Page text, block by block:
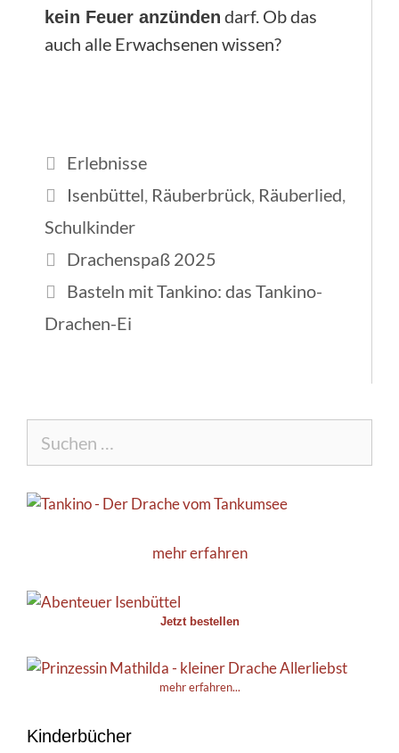
kein Feuer anzünden darf. Ob das
auch alle Erwachsenen wissen?
Kategorien
Erlebnisse
Schlagwörter
Isenbüttel, Räuberbrück, Räuberlied,
Schulkinder
Drachenspaß 2025
Basteln mit Tankino: das Tankino-
Drachen-Ei
nach:
mehr erfahren
Jetzt bestellen
mehr erfahren...
Kinderbücher